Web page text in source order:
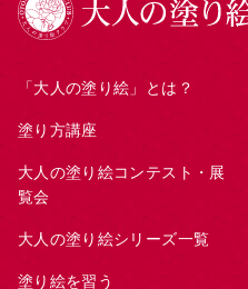
「大人の塗り絵」とは？
塗り方講座
大人の塗り絵コンテスト・展
覧会
大人の塗り絵シリーズ一覧
塗り絵を習う